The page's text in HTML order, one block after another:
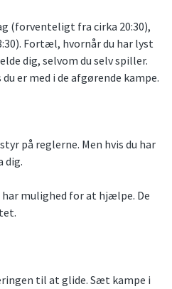
(forventeligt fra cirka 20:30),
Fortæl, hvornår du har lyst
dig, selvom du selv spiller.
er med i de afgørende kampe.
på reglerne. Men hvis du har
dig.
mulighed for at hjælpe. De
til at glide. Sæt kampe i